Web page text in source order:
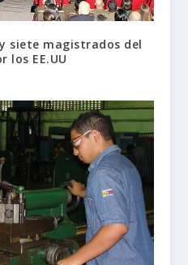
siete magistrados del
los EE.UU